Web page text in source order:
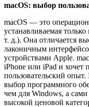
macOS: выбор
macOS — это
устанавливаемая
т. д.). Она отличается
лаконичным
устройствами Apple.
iPhone или iPad и хочет
пользовательский
выбор программного
чем для Windows, а сами
высокой ценовой